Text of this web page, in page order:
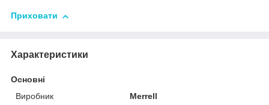
Приховати
Характеристики
Основні
Виробник
Merrell